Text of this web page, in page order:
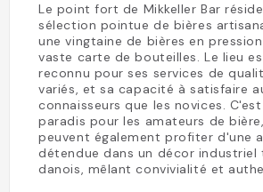
Le point fort de Mikkeller Bar
sélection pointue de bières
une vingtaine de bières en
vaste carte de bouteilles. Le lieu
reconnu pour ses services de
variés, et sa capacité à satisfaire
connaisseurs que les novices.
paradis pour les amateurs de
peuvent également profiter d'une
détendue dans un décor industriel
danois, mêlant convivialité et